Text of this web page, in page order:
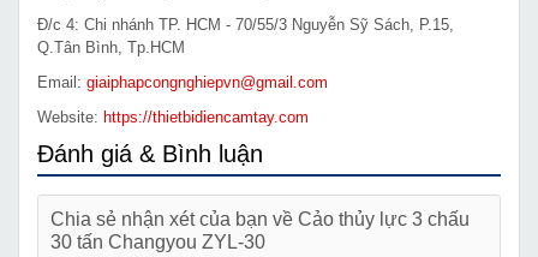
Đ/c 4: Chi nhánh TP. HCM - 70/55/3 Nguyễn Sỹ Sách, P.15,
Q.Tân Bình, Tp.HCM
Email: giaiphapcongnghiepvn@gmail.com
Website: https://thietbidiencamtay.com
Đánh giá & Bình luận
Chia sẻ nhận xét của bạn về Cảo thủy lực 3 chấu
30 tấn Changyou ZYL-30